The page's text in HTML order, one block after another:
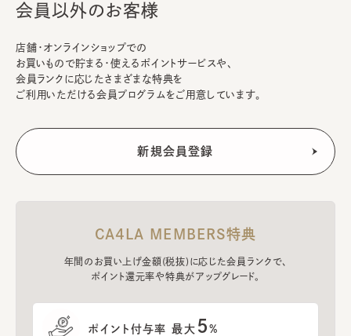
会員以外のお客様
店舗・オンラインショップでの
お買いもので貯まる・使えるポイントサービスや、
会員ランクに応じたさまざまな特典を
ご利用いただける会員プログラムをご用意しています。
CA4LA MEMBERS特典
年間のお買い上げ金額(税抜)に応じた会員ランクで、
ポイント還元率や特典がアップグレード。
ポイント付与率 最大 5%